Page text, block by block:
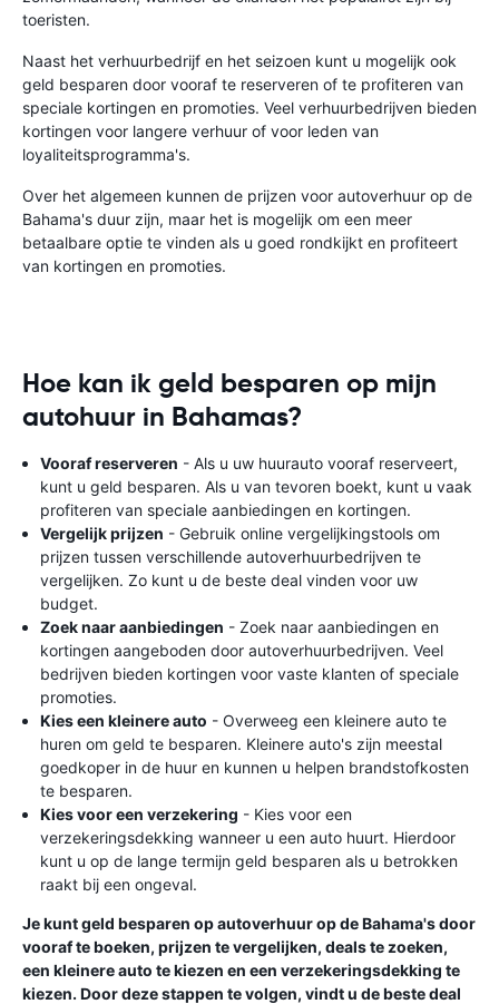
toeristen.
Naast het verhuurbedrijf en het seizoen kunt u mogelijk ook
geld besparen door vooraf te reserveren of te profiteren van
speciale kortingen en promoties. Veel verhuurbedrijven bieden
kortingen voor langere verhuur of voor leden van
loyaliteitsprogramma's.
Over het algemeen kunnen de prijzen voor autoverhuur op de
Bahama's duur zijn, maar het is mogelijk om een ​​meer
betaalbare optie te vinden als u goed rondkijkt en profiteert
van kortingen en promoties.
Hoe kan ik geld besparen op mijn
autohuur in Bahamas?
Vooraf reserveren - Als u uw huurauto vooraf reserveert,
kunt u geld besparen. Als u van tevoren boekt, kunt u vaak
profiteren van speciale aanbiedingen en kortingen.
Vergelijk prijzen - Gebruik online vergelijkingstools om
prijzen tussen verschillende autoverhuurbedrijven te
vergelijken. Zo kunt u de beste deal vinden voor uw
budget.
Zoek naar aanbiedingen - Zoek naar aanbiedingen en
kortingen aangeboden door autoverhuurbedrijven. Veel
bedrijven bieden kortingen voor vaste klanten of speciale
promoties.
Kies een kleinere auto - Overweeg een kleinere auto te
huren om geld te besparen. Kleinere auto's zijn meestal
goedkoper in de huur en kunnen u helpen brandstofkosten
te besparen.
Kies voor een verzekering - Kies voor een
verzekeringsdekking wanneer u een auto huurt. Hierdoor
kunt u op de lange termijn geld besparen als u betrokken
raakt bij een ongeval.
Je kunt geld besparen op autoverhuur op de Bahama's door
vooraf te boeken, prijzen te vergelijken, deals te zoeken,
een kleinere auto te kiezen en een verzekeringsdekking te
kiezen. Door deze stappen te volgen, vindt u de beste deal